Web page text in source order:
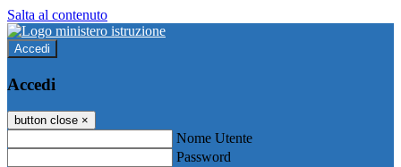
Salta al contenuto
Accedi
Accedi
button close ×
Nome Utente
Password